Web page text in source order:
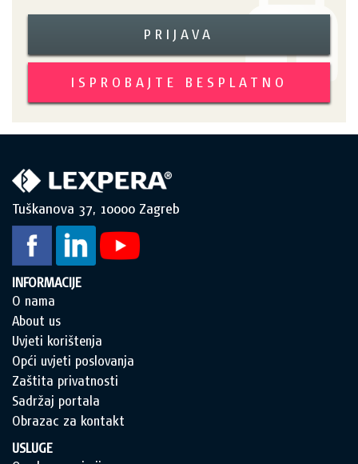
PRIJAVA
ISPROBAJTE BESPLATNO
Tuškanova 37, 10000 Zagreb
INFORMACIJE
O nama
About us
Uvjeti korištenja
Opći uvjeti poslovanja
Zaštita privatnosti
Sadržaj portala
Obrazac za kontakt
USLUGE